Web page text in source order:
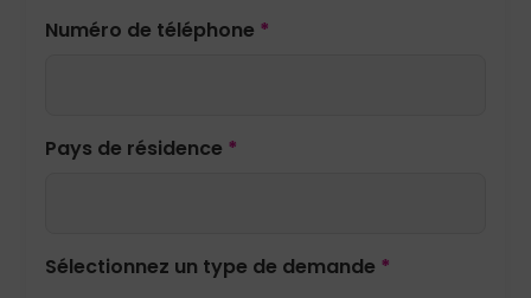
Numéro de téléphone *
Pays de résidence *
Sélectionnez un type de demande *